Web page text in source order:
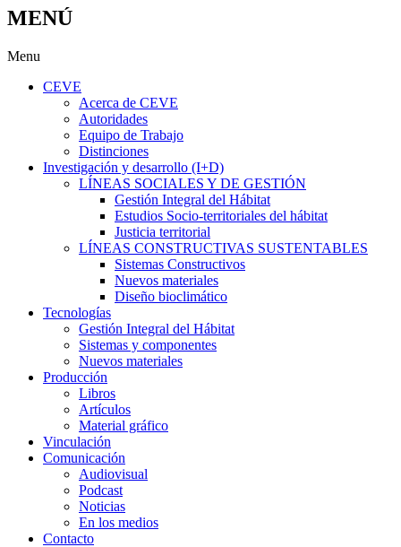
MENÚ
Menu
CEVE
Acerca de CEVE
Autoridades
Equipo de Trabajo
Distinciones
Investigación y desarrollo (I+D)
LÍNEAS SOCIALES Y DE GESTIÓN
Gestión Integral del Hábitat
Estudios Socio-territoriales del hábitat
Justicia territorial
LÍNEAS CONSTRUCTIVAS SUSTENTABLES
Sistemas Constructivos
Nuevos materiales
Diseño bioclimático
Tecnologías
Gestión Integral del Hábitat
Sistemas y componentes
Nuevos materiales
Producción
Libros
Artículos
Material gráfico
Vinculación
Comunicación
Audiovisual
Podcast
Noticias
En los medios
Contacto